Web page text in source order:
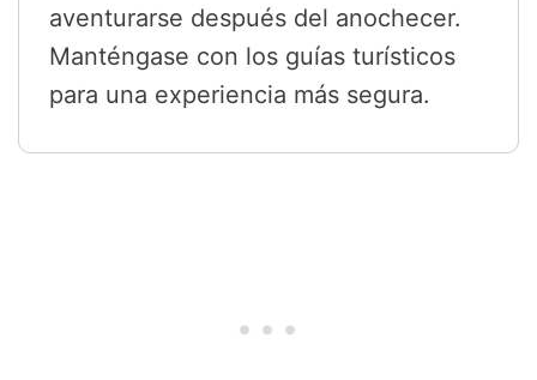
aventurarse después del anochecer.
Manténgase con los guías turísticos
para una experiencia más segura.